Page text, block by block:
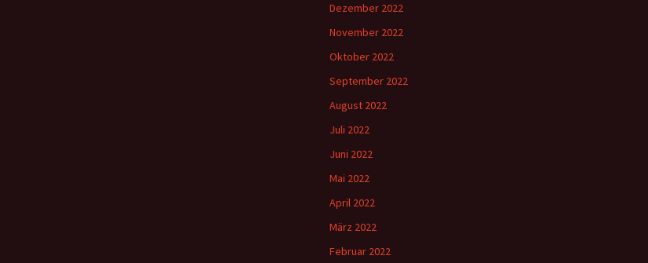
Dezember 2022
November 2022
Oktober 2022
September 2022
August 2022
Juli 2022
Juni 2022
Mai 2022
April 2022
März 2022
Februar 2022